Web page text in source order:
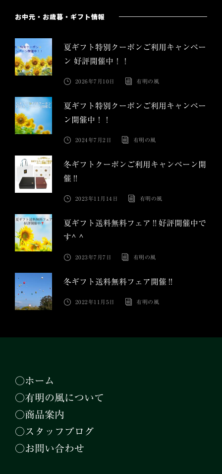
お中元・お歳暮・ギフト情報
夏ギフト特別クーポンご利用キャンペー
ン 好評開催中！！
2026年7月10日 有明の風
夏ギフト特別クーポンご利用キャンペー
ン開催中！！
2024年7月2日 有明の風
冬ギフトクーポンご利用キャンペーン開
催‼︎
2023年11月14日 有明の風
夏ギフト送料無料フェア‼︎好評開催中で
す^ ^
2023年7月7日 有明の風
冬ギフト送料無料フェア開催‼︎
2022年11月5日 有明の風
○ホーム
○有明の風について
○商品案内
○スタッフブログ
○お問い合わせ